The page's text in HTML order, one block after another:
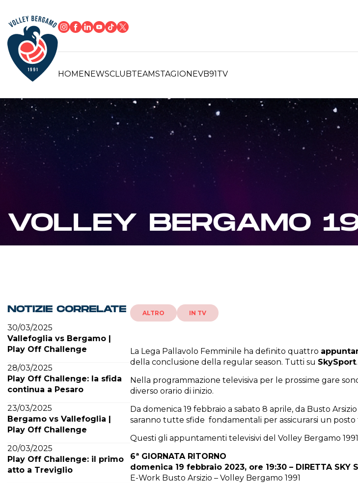
HOMENEWSCLUBTEAMSTAGIONEVB91TV
VOLLEY BERGAMO
NOTIZIE CORRELATE
30/03/2025
Vallefoglia vs Bergamo |
Play Off Challenge
28/03/2025
Play Off Challenge: la sfida
continua a Pesaro
23/03/2025
Bergamo vs Vallefoglia |
Play Off Challenge
20/03/2025
Play Off Challenge: il primo
atto a Treviglio
ALTRO IN TV
La Lega Pallavolo Femminile ha definito quattro
della conclusione della regular season. Tutti su SkySport.
Nella programmazione televisiva per le prossime gare
diverso orario di inizio.
Da domenica 19 febbraio a sabato 8 aprile, da Busto
saranno tutte sfide fondamentali per assicurarsi un
Questi gli appuntamenti televisivi del Volley Bergamo
6ª GIORNATA RITORNO
domenica 19 febbraio 2023, ore 19:30 – DIRETTA SKY
E-Work Busto Arsizio – Volley Bergamo 1991